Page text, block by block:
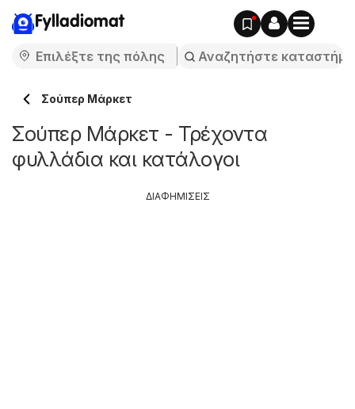
Fylladiomat
Σούπερ Μάρκετ
Σούπερ Μάρκετ - Τρέχοντα
φυλλάδια και κατάλογοι
ΔΙΑΦΗΜΙΣΕΙΣ